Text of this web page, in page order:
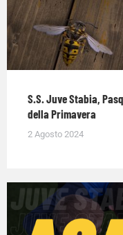
S.S. Juve Stabia,
della Primavera
2 Agosto 2024